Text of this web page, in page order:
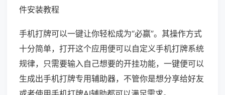
件安装教程
手机打牌可以一键让你轻松成为“必赢”。其操作方式
十分简单，打开这个应用便可以自定义手机打牌系统
规律，只需要输入自己想要的开挂功能，一键便可以
生成出手机打牌专用辅助器，不管你是想分享给好友